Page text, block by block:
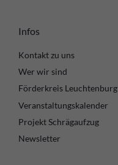
Infos
Kontakt zu uns
Wer wir sind
Förderkreis Leuchtenburg
Veranstaltungskalender
Projekt Schrägaufzug
Newsletter